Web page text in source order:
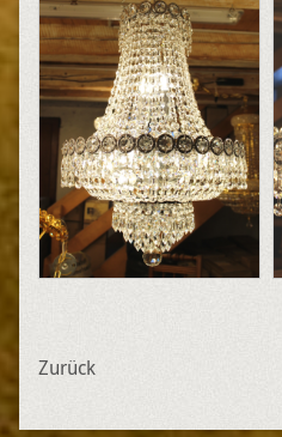
Zurück